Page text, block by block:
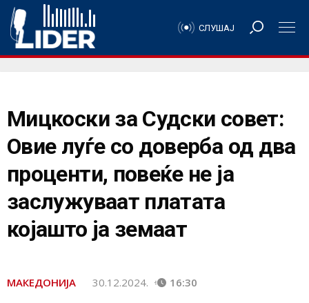
СЛУШАЈ
Мицкоски за Судски совет:
Овие луѓе со доверба од два
проценти, повеќе не ја
заслужуваат платата
којашто ја земаат
МАКЕДОНИЈА 30.12.2024. 16:30